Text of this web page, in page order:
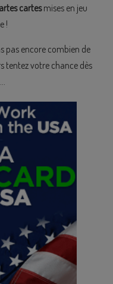
cartesmises en jeu
!
pas encore combien de
tentez votre chance dès